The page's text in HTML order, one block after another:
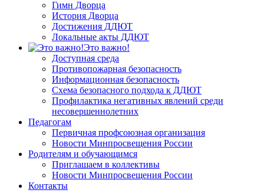
Гимн Дворца
История Дворца
Достижения ДДЮТ
Локальные акты ДДЮТ
Это важно!
Доступная среда
Противопожарная безопасность
Информационная безопасность
Схема безопасного подхода к ДДЮТ
Профилактика негативных явлений среди
несовершеннолетних
Педагогам
Первичная профсоюзная организация
Новости Минпросвещения России
Родителям и обучающимся
Приглашаем в коллективы
Новости Минпросвещения России
Контакты